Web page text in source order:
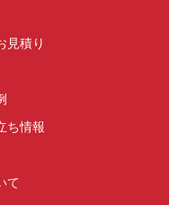
見積り
ち情報
て